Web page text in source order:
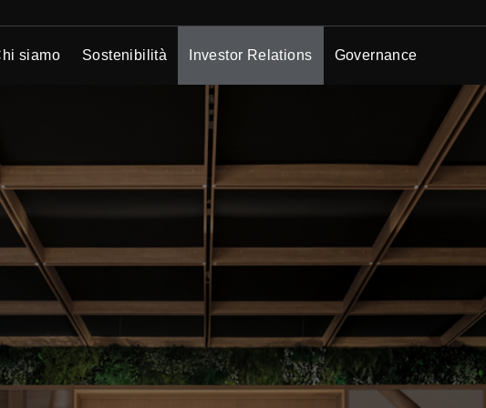
siamo Sostenibilità Investor Relations Governance